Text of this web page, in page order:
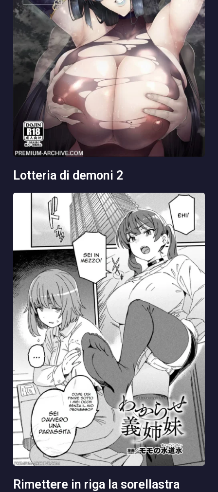
lotteria di demoni 2
rimettere in riga la sorellastra